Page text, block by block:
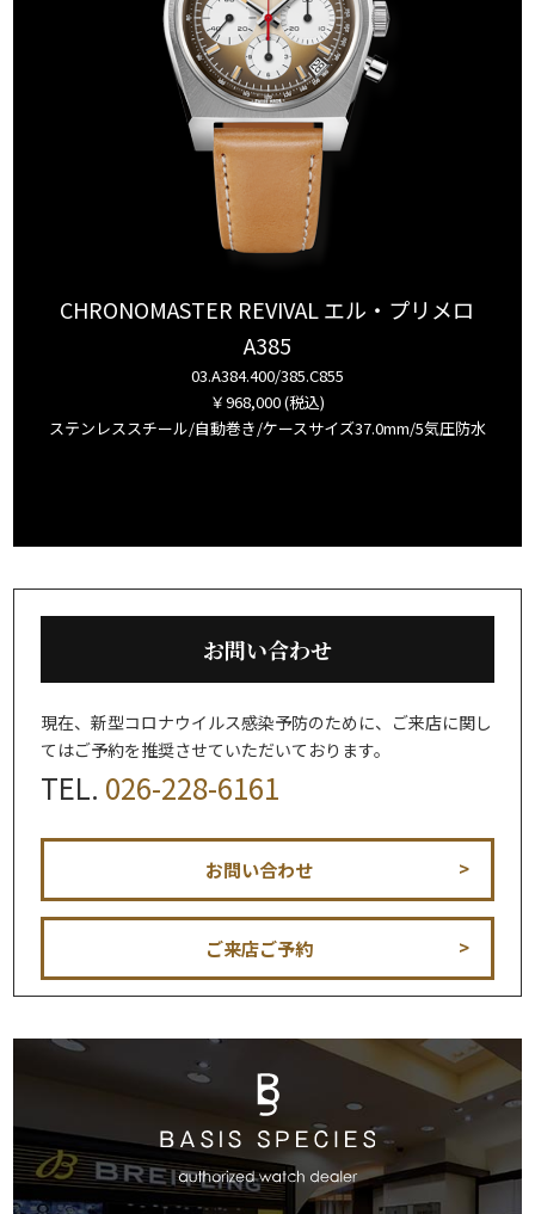
CHRONOMASTER REVIVAL エル・プリメロ
A385
03.A384.400/385.C855
￥968,000 (税込)
ステンレススチール/自動巻き/ケースサイズ37.0mm/5気圧防水
お問い合わせ
現在、新型コロナウイルス感染予防のために、 ご来店に関し
てはご予約を推奨させていただいております。
TEL. 026-228-6161
お問い合わせ
ご来店ご予約